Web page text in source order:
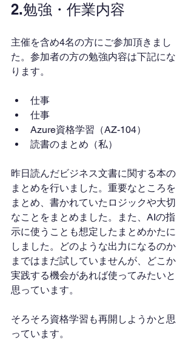
2.勉強・作業内容
主催を含め4名の方にご参加頂きまし
た。参加者の方の勉強内容は下記にな
ります。
仕事
仕事
Azure資格学習（AZ-104）
読書のまとめ（私）
昨日読んだビジネス文書に関する本の
まとめを行いました。重要なところを
まとめ、書かれていたロジックや大切
なことをまとめました。また、AIの指
示に使うことも想定したまとめかたに
しました。どのような出力になるのか
まではまだ試していませんが、どこか
実践する機会があれば使ってみたいと
思っています。
そろそろ資格学習も再開しようかと思
っています。